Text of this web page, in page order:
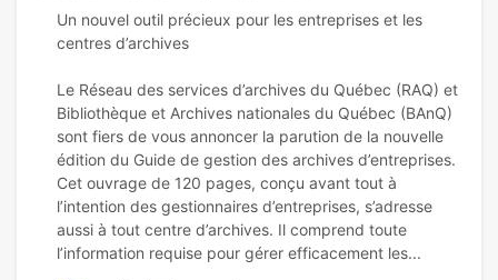
Un nouvel outil précieux pour les entreprises et les
centres d’archives
Le Réseau des services d’archives du Québec (RAQ) et
Bibliothèque et Archives nationales du Québec (BAnQ)
sont fiers de vous annoncer la parution de la nouvelle
édition du Guide de gestion des archives d’entreprises.
Cet ouvrage de 120 pages, conçu avant tout à
l’intention des gestionnaires d’entreprises, s’adresse
aussi à tout centre d’archives. Il comprend toute